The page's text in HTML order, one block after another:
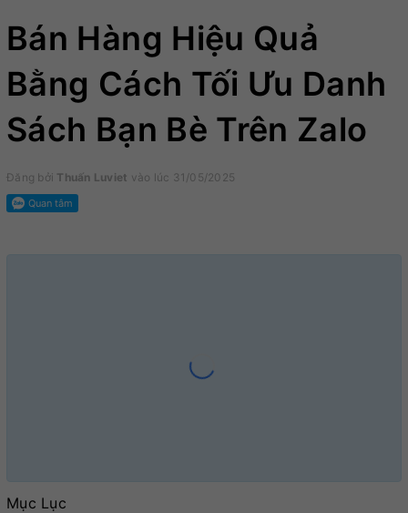
Bán Hàng Hiệu Quả
Bằng Cách Tối Ưu Danh
Sách Bạn Bè Trên Zalo
Đăng bởi Thuấn Luviet vào lúc 31/05/2025
Mục Lục